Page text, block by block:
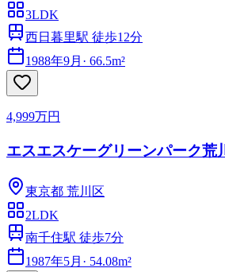
3LDK
西日暮里駅 徒歩12分
1988年9月 · 66.5m²
4,999万円
エスエスケーグリーンパーク荒川
東京都 荒川区
2LDK
南千住駅 徒歩7分
1987年5月 · 54.08m²